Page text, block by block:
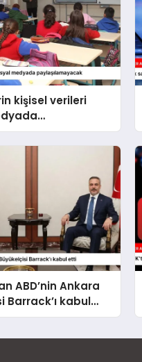
kişisel verileri
ABD’nin Ankara
Barrack’ı kabul